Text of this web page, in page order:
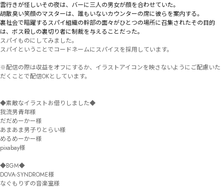
雲行きが怪しいその夜は、バーに三人の男女が顔を合わせていた。
胡散臭い笑顔のマスターは、誰もいないカウンターの席に彼らを案内する。
裏社会で暗躍するスパイ組織の幹部の面々がひとつの場所に召集されたその目的
は、ボス殺しの裏切り者に制裁を与えることだった。
スパイものにしてみました。
スパイということでコードネームにスパイスを採用しています。
※配信の際は収益をオフにするか、イラストアイコンを映さないようにご配慮いた
だくことで配信OKとしています。
◆素敵なイラストお借りしました◆
我流男青年様
だだめーかー様
あまあま男子りとらい様
めるめーかー様
pixabay様
◆BGM◆
DOVA-SYNDROME様
なぐもりずの音楽室様